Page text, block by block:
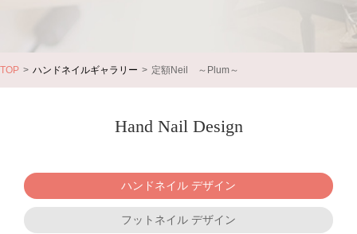
TOP ハンドネイルギャラリー 定額Neil ～Plum～
Hand Nail Design
ハンドネイル デザイン
フットネイル デザイン